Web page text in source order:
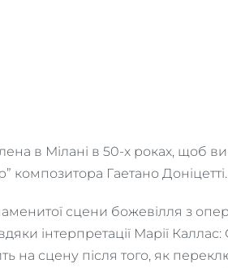
в Мілані в 50-х роках, щоб
композитора Гаетано Доніцетті.
сцени божевілля з
інтерпретації Марії
на сцену після того, як